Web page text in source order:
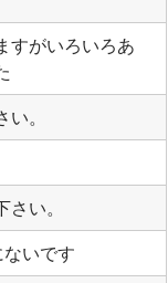
すがいろいろあ
。
い。
いです